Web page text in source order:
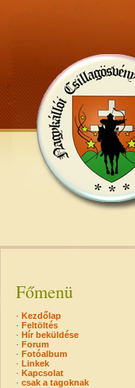
Főmenü
· Kezdőlap
· Feltöltés
· Hír beküldése
· Forum
· Fotóalbum
· Linkek
· Kapcsolat
· csak a tagoknak